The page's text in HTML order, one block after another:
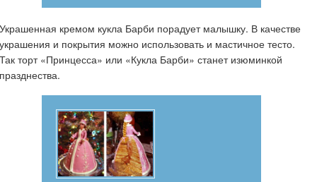
Украшенная кремом кукла Барби порадует малышку. В качестве
украшения и покрытия можно использовать и мастичное тесто.
Так торт «Принцесса» или «Кукла Барби» станет изюминкой
празднества.